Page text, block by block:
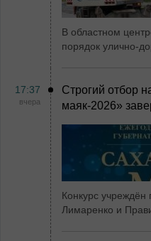
В областном
порядок улично-
17:37
вчера
Строгий отбор
маяк‑2026»
Конкурс
Лимаренко и